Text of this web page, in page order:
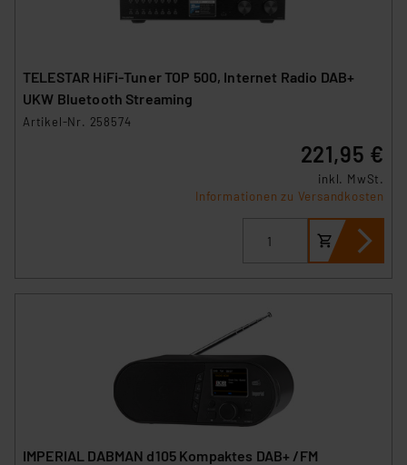
TELESTAR HiFi‑Tuner TOP 500, Internet Radio DAB+
UKW Bluetooth Streaming
Artikel-Nr. 258574
221,95 €
inkl. MwSt.
Informationen zu Versandkosten
IMPERIAL DABMAN d105 Kompaktes DAB+ /FM